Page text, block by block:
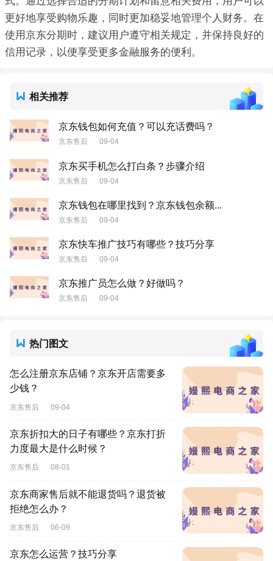
更好地享受购物乐趣，同时更加稳妥地管理个人财务。在
使用京东分期时，建议用户遵守相关规定，并保持良好的
信用记录，以便享受更多金融服务的便利。
相关推荐
京东钱包如何充值？可以充话费吗？
京东售后 09-04
京东买手机怎么打白条？步骤介绍
京东售后 09-04
京东钱包在哪里找到？京东钱包余额...
京东售后 09-04
京东快车推广技巧有哪些？技巧分享
京东售后 09-04
京东推广员怎么做？好做吗？
京东售后 09-04
热门图文
怎么注册京东店铺？京东开店需要多
少钱？
京东售后 09-04
京东折扣大的日子有哪些？京东打折
力度最大是什么时候？
京东售后 08-01
京东商家售后就不能退货吗？退货被
拒绝怎么办？
京东售后 06-09
京东怎么运营？技巧分享